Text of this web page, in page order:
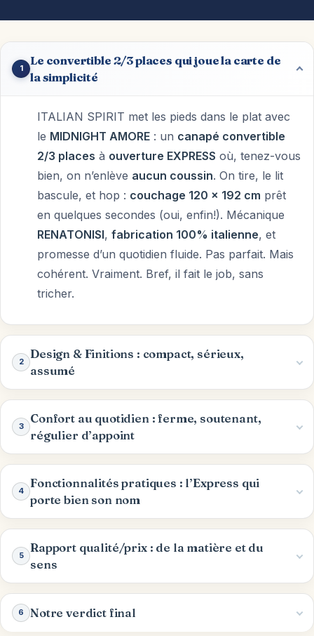
1
Le convertible 2/3 places qui joue la carte de
la simplicité
ITALIAN SPIRIT met les pieds dans le plat avec
le MIDNIGHT AMORE : un canapé convertible
2/3 places à ouverture EXPRESS où, tenez-vous
bien, on n’enlève aucun coussin. On tire, le lit
bascule, et hop : couchage 120 x 192 cm prêt
en quelques secondes (oui, enfin!). Mécanique
RENATONISI, fabrication 100% italienne, et
promesse d’un quotidien fluide. Pas parfait. Mais
cohérent. Vraiment. Bref, il fait le job, sans
tricher.
2
Design & Finitions : compact, sérieux,
assumé
3
Confort au quotidien : ferme, soutenant,
régulier d’appoint
4
Fonctionnalités pratiques : l’Express qui
porte bien son nom
5
Rapport qualité/prix : de la matière et du
sens
6 Notre verdict final